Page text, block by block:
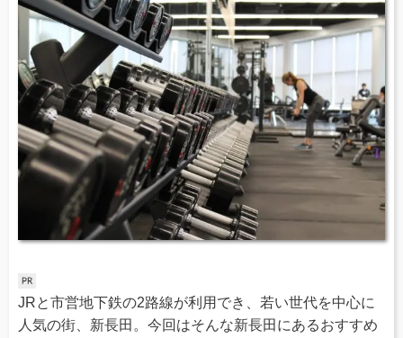
JRと市営地下鉄の2路線が利用でき、若い世代を中心に
人気の街、新長田。今回はそんな新長田にあるおすすめ